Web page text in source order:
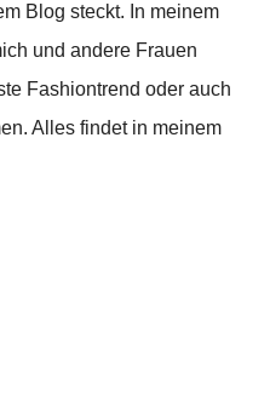
Blog steckt. In meinem
und andere Frauen
Fashiontrend oder auch
Alles findet in meinem